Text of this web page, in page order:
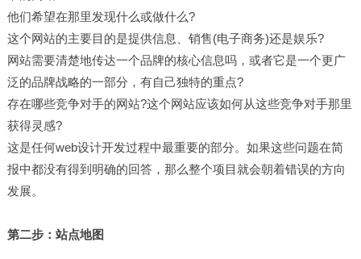
他们希望在那里发现什么或做什么?
这个网站的主要目的是提供信息、销售(电子商务)还是娱乐?
网站需要清楚地传达一个品牌的核心信息吗，或者它是一个更广
泛的品牌战略的一部分，有自己独特的重点?
存在哪些竞争对手的网站?这个网站应该如何从这些竞争对手那里
获得灵感?
这是任何web设计开发过程中最重要的部分。如果这些问题在简
报中都没有得到明确的回答，那么整个项目就会朝着错误的方向
发展。
第二步：站点地图